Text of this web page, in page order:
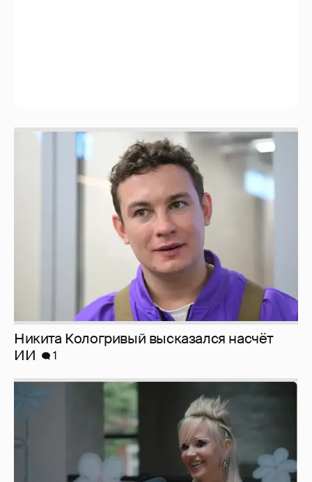
Никита Кологривый высказался насчёт
Певица Глюкоза рассказала о съёмках для
эротического журнала
3